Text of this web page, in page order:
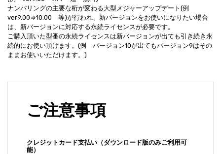
ナンバリングの主要な桁が変わる大型メジャーアップデート(例
ver9.00⇒10.00 等)が行われ、新バージョンをお使いになりたい場合
は、新バージョンに対応する永続ライセンスが必要です。
ご購入頂いた型番の永続ライセンスは新バージョンが出ても引き続き永
続的にお使い頂けます。(例 バージョン10が出てもバージョン9はその
ままお使いいただけます。)
ご注意事項
クレジットカード支払い（ダウンロード版のみご利用可
能）